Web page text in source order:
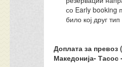
со Early booking
било кој друг
Доплата за превоз
Македонија- Тасос